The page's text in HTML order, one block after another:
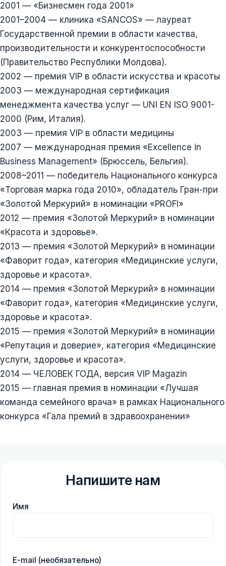
2001 — «Бизнесмен года 2001»
2001–2004 — клиника «SANCOS» — лауреат
Государственной премии в области качества,
производительности и конкурентоспособности
(Правительство Республики Молдова).
2002 — премия VIP в области искусства и красоты
2003 — международная сертификация
менеджмента качества услуг — UNI EN ISO 9001-
2000 (Рим, Италия).
2003 — премия VIP в области медицины
2007 — международная премия «Excellence in
Business Management» (Брюссель, Бельгия).
2008–2011 — победитель Национального конкурса
«Торговая марка года 2010», обладатель Гран-при
«Золотой Меркурий» в номинации «PROFI»
2012 — премия «Золотой Меркурий» в номинации
«Красота и здоровье».
2013 — премия «Золотой Меркурий» в номинации
«Фаворит года», категория «Медицинские услуги,
здоровье и красота».
2014 — премия «Золотой Меркурий» в номинации
«Фаворит года», категория «Медицинские услуги,
здоровье и красота».
2015 — премия «Золотой Меркурий» в номинации
«Репутация и доверие», категория «Медицинские
услуги, здоровье и красота».
2014 — ЧЕЛОВЕК ГОДА, версия VIP Magazin
2015 — главная премия в номинации «Лучшая
команда семейного врача» в рамках Национального
конкурса «Гала премий в здравоохранении»
Напишите нам
Имя
E-mail (необязательно)